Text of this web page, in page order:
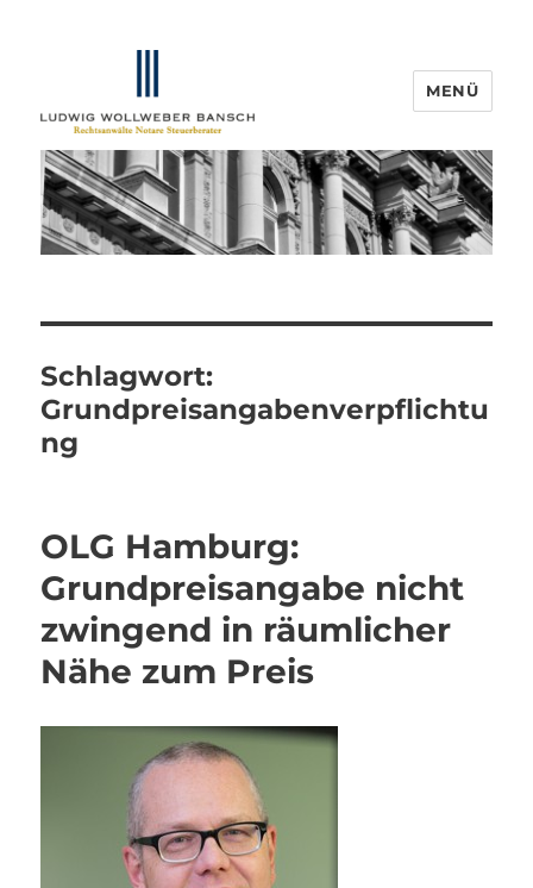
IP-Blogger.de
MENÜ
Schlagwort:
Grundpreisangabenverpflichtu
ng
OLG Hamburg:
Grundpreisangabe nicht
zwingend in räumlicher
Nähe zum Preis